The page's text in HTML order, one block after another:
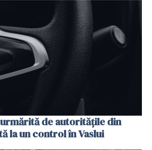
urmărită de autoritățile din
la un control în Vaslui